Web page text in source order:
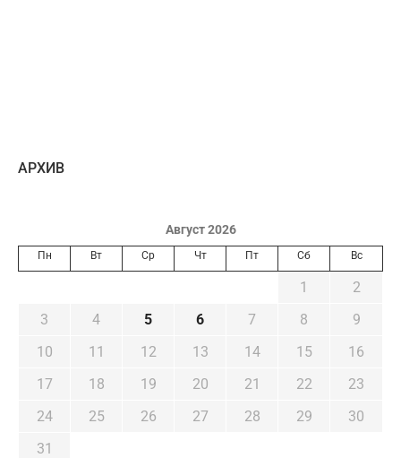
AРХИВ
Август 2026
Пн Вт Ср Чт Пт Сб Вс
1
2
3
4 5 6 7 8
9
10
11 12 13 14 15
16
17
18 19 20 21 22
23
24
25 26 27 28 29
30
31